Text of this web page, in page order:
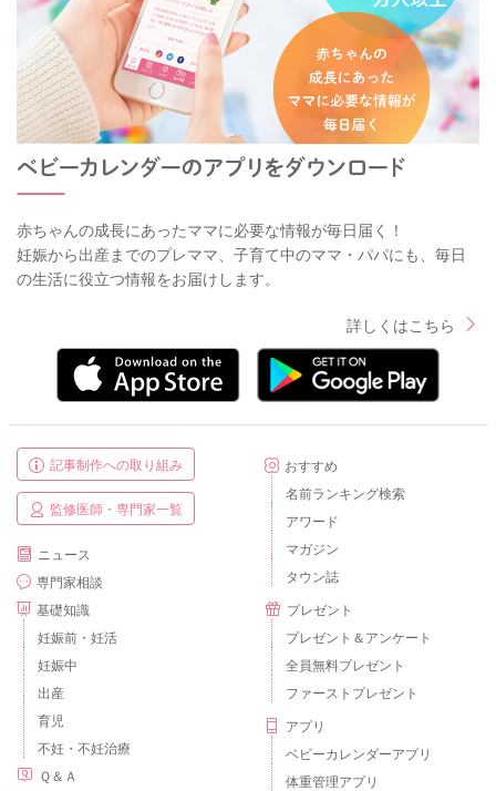
赤ちゃんの成長にあったママに必要な情報が毎日届く！
妊娠から出産までのプレママ、子育て中のママ・パパにも、毎日
の生活に役立つ情報をお届けします。
詳しくはこちら
記事制作への取り組み
監修医師・専門家一覧
ニュース
専門家相談
基礎知識
妊娠前・妊活
妊娠中
出産
育児
不妊・不妊治療
Ｑ＆Ａ
おすすめ
名前ランキング検索
アワード
マガジン
タウン誌
プレゼント
プレゼント＆アンケート
全員無料プレゼント
ファーストプレゼント
アプリ
ベビーカレンダーアプリ
体重管理アプリ